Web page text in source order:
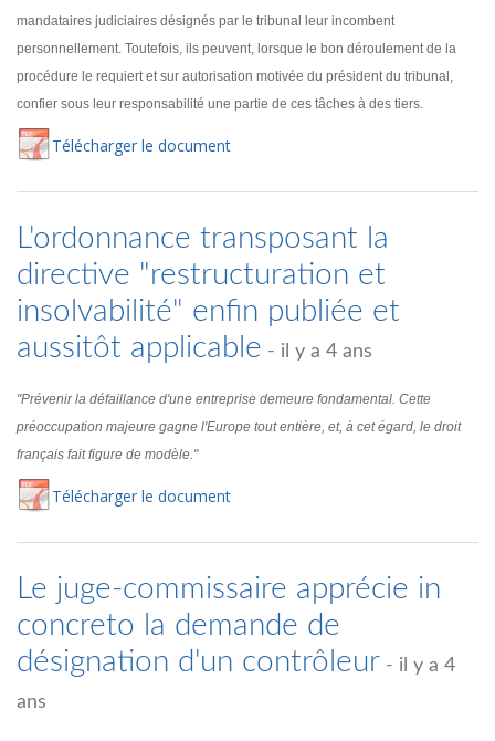
mandataires judiciaires désignés par le tribunal leur incombent
personnellement. Toutefois, ils peuvent, lorsque le bon déroulement de la
procédure le requiert et sur autorisation motivée du président du tribunal,
confier sous leur responsabilité une partie de ces tâches à des tiers.
Télécharger le document
L'ordonnance transposant la
directive "restructuration et
insolvabilité" enfin publiée et
aussitôt applicable - il y a 4 ans
"Prévenir la défaillance d'une entreprise demeure fondamental. Cette
préoccupation majeure gagne l'Europe tout entière, et, à cet égard, le droit
français fait figure de modèle."
Télécharger le document
Le juge-commissaire apprécie in
concreto la demande de
désignation d'un contrôleur - il y a 4
ans